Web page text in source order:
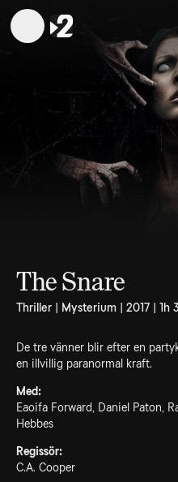
The Snare
Thriller | Mysterium | 2017 | 1h
De tre vänner blir efter en
en illvillig paranormal kraft.
Med:
Eaoifa Forward, Daniel Paton,
Hebbes
Regissör:
C.A. Cooper